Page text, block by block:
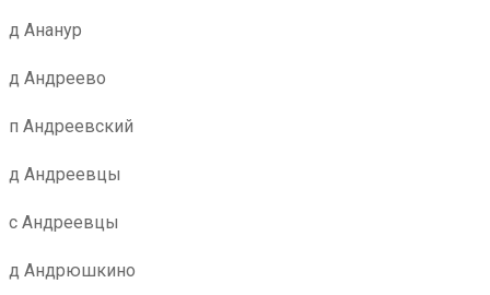
д Ананур
д Андреево
п Андреевский
д Андреевцы
с Андреевцы
д Андрюшкино